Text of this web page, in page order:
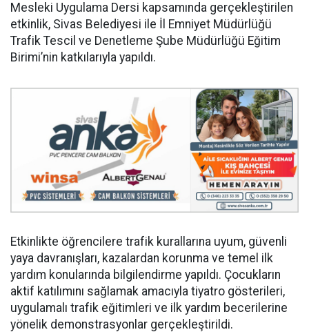
Mesleki Uygulama Dersi kapsamında gerçekleştirilen
etkinlik, Sivas Belediyesi ile İl Emniyet Müdürlüğü
Trafik Tescil ve Denetleme Şube Müdürlüğü Eğitim
Birimi’nin katkılarıyla yapıldı.
Etkinlikte öğrencilere trafik kurallarına uyum, güvenli
yaya davranışları, kazalardan korunma ve temel ilk
yardım konularında bilgilendirme yapıldı. Çocukların
aktif katılımını sağlamak amacıyla tiyatro gösterileri,
uygulamalı trafik eğitimleri ve ilk yardım becerilerine
yönelik demonstrasyonlar gerçekleştirildi.